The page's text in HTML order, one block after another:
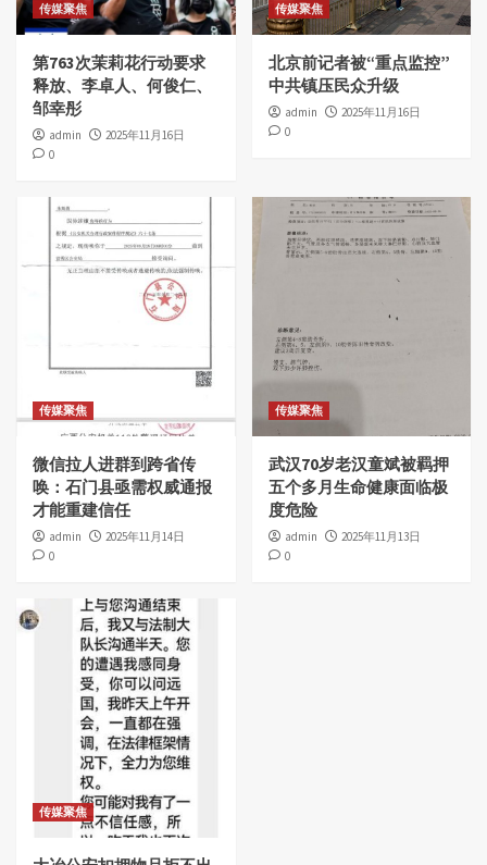
传媒聚焦
第763次茉莉花行动要求
释放、李卓人、何俊仁、
邹幸彤
admin
2025年11月16日
0
传媒聚焦
北京前记者被“重点监控”
中共镇压民众升级
admin
2025年11月16日
0
传媒聚焦
微信拉人进群到跨省传
唤：石门县亟需权威通报
才能重建信任
admin
2025年11月14日
0
传媒聚焦
武汉70岁老汉童斌被羁押
五个多月生命健康面临极
度危险
admin
2025年11月13日
0
传媒聚焦